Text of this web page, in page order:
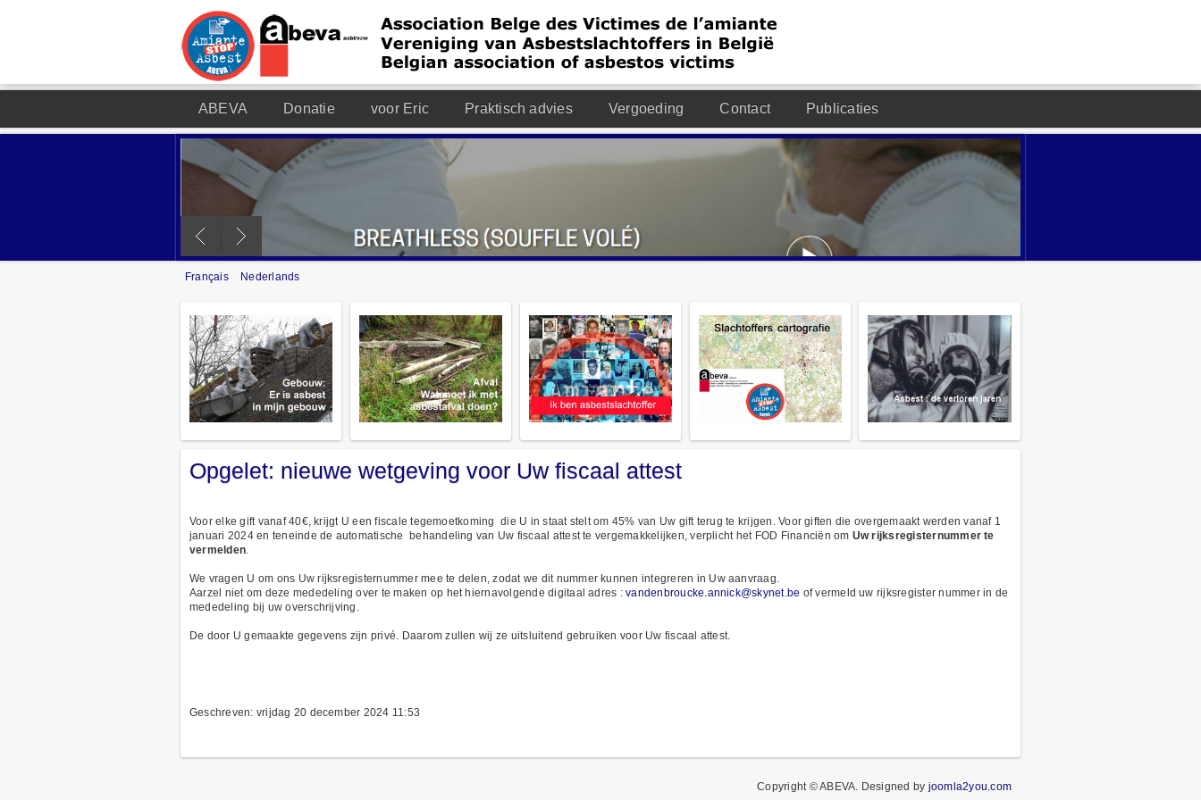
ABEVA Donatie voor Eric Praktisch advies Vergoeding Contact Publicaties
Français Nederlands
Opgelet: nieuwe wetgeving voor Uw fiscaal attest
Voor elke gift vanaf 40€, krijgt U een fiscale tegemoetkoming die U in staat stelt om 45% van Uw gift terug te krijgen. Voor giften die overgemaakt werden vanaf 1
januari 2024 en teneinde de automatische behandeling van Uw fiscaal attest te vergemakkelijken, verplicht het FOD Financiën om Uw rijksregisternummer te
vermelden
We vragen U om ons Uw rijksregisternummer mee te delen, zodat we dit nummer kunnen integreren in Uw aanvraag.
Aarzel niet om deze mededeling over te maken op het hiernavolgende digitaal adres :vandenbroucke.annick@skynet.be of vermeld uw rijksregister nummer in de
mededeling bij uw overschrijving.
De door U gemaakte gegevens zijn privé. Daarom zullen wij ze uitsluitend gebruiken voor Uw fiscaal attest.
Geschreven: vrijdag 20 december 2024 11:53
Copyright © ABEVA. Designed by joomla2you.com